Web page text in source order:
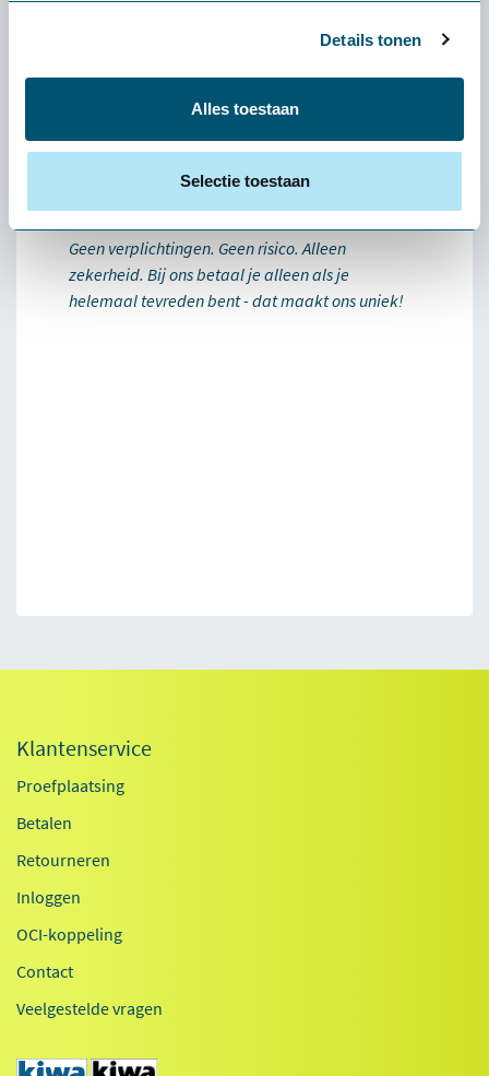
Details tonen
Alles toestaan
Selectie toestaan
administratie. Deze hoef je niet direct te
tevreden? Zodra het product retour is
ontvangen, crediteren wij de factuur volledig.
Geen verplichtingen. Geen risico. Alleen
zekerheid. Bij ons betaal je alleen als je
helemaal tevreden bent - dat maakt ons uniek!
Klantenservice
Proefplaatsing
Betalen
Retourneren
Inloggen
OCI-koppeling
Contact
Veelgestelde vragen